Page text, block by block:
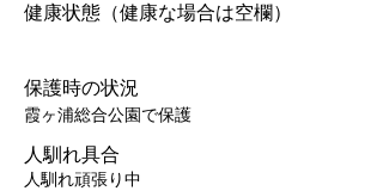
健康状態（健康な場合は空欄）
保護時の状況
霞ヶ浦総合公園で保護
人馴れ具合
人馴れ頑張り中